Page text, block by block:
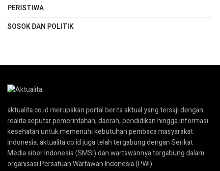
PERISTIWA
SOSOK DAN POLITIK
aktualita.co.id merupakan portal berita aktual yang tersaji dengan
realita seputar pemerintahan, daerah, pendidikan hingga informasi
kesehatan untuk memenuhi kebutuhan pembaca masyarakat
Indonesia. aktualita.co.id juga telah tergabung dengan Serikat
Media siber Indonesia (SMSI) dan wartawannya tergabung dalam
organisasi Persatuan Wartawan Indonesia (PWI).